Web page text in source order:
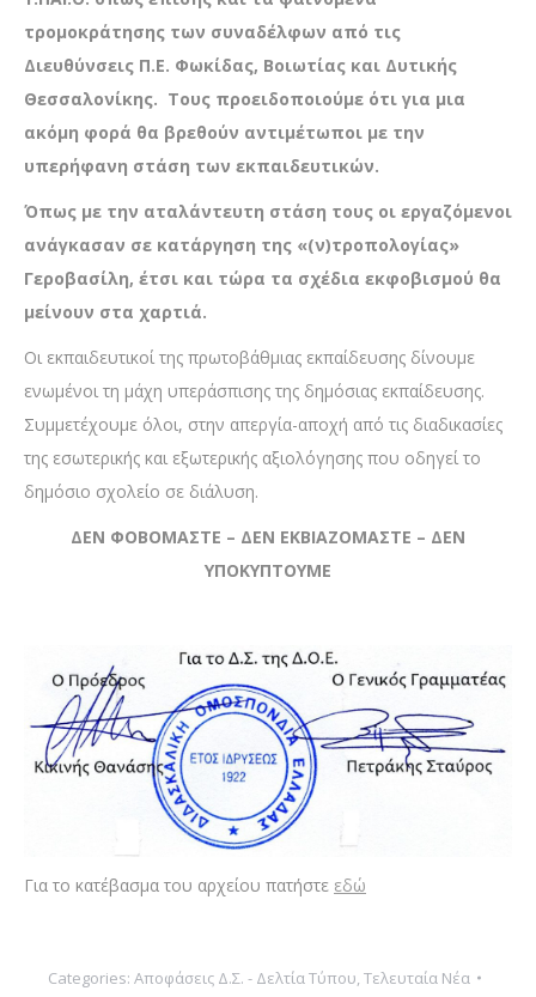
τρομοκράτησης των συναδέλφων από τις
Διευθύνσεις Π.Ε. Φωκίδας, Βοιωτίας και Δυτικής
Θεσσαλονίκης. Τους προειδοποιούμε ότι για μια
ακόμη φορά θα βρεθούν αντιμέτωποι με την
υπερήφανη στάση των εκπαιδευτικών.
Όπως με την αταλάντευτη στάση τους οι εργαζόμενοι
ανάγκασαν σε κατάργηση της «(ν)τροπολογίας»
Γεροβασίλη, έτσι και τώρα τα σχέδια εκφοβισμού θα
μείνουν στα χαρτιά.
Οι εκπαιδευτικοί της πρωτοβάθμιας εκπαίδευσης δίνουμε
ενωμένοι τη μάχη υπεράσπισης της δημόσιας εκπαίδευσης.
Συμμετέχουμε όλοι, στην απεργία-αποχή από τις διαδικασίες
της εσωτερικής και εξωτερικής αξιολόγησης που οδηγεί το
δημόσιο σχολείο σε διάλυση.
ΔΕΝ ΦΟΒΟΜΑΣΤΕ – ΔΕΝ ΕΚΒΙΑΖΟΜΑΣΤΕ – ΔΕΝ
ΥΠΟΚΥΠΤΟΥΜΕ
Για το κατέβασμα του αρχείου πατήστε εδώ
Categories: Αποφάσεις Δ.Σ. - Δελτία Τύπου, Τελευταία Νέα